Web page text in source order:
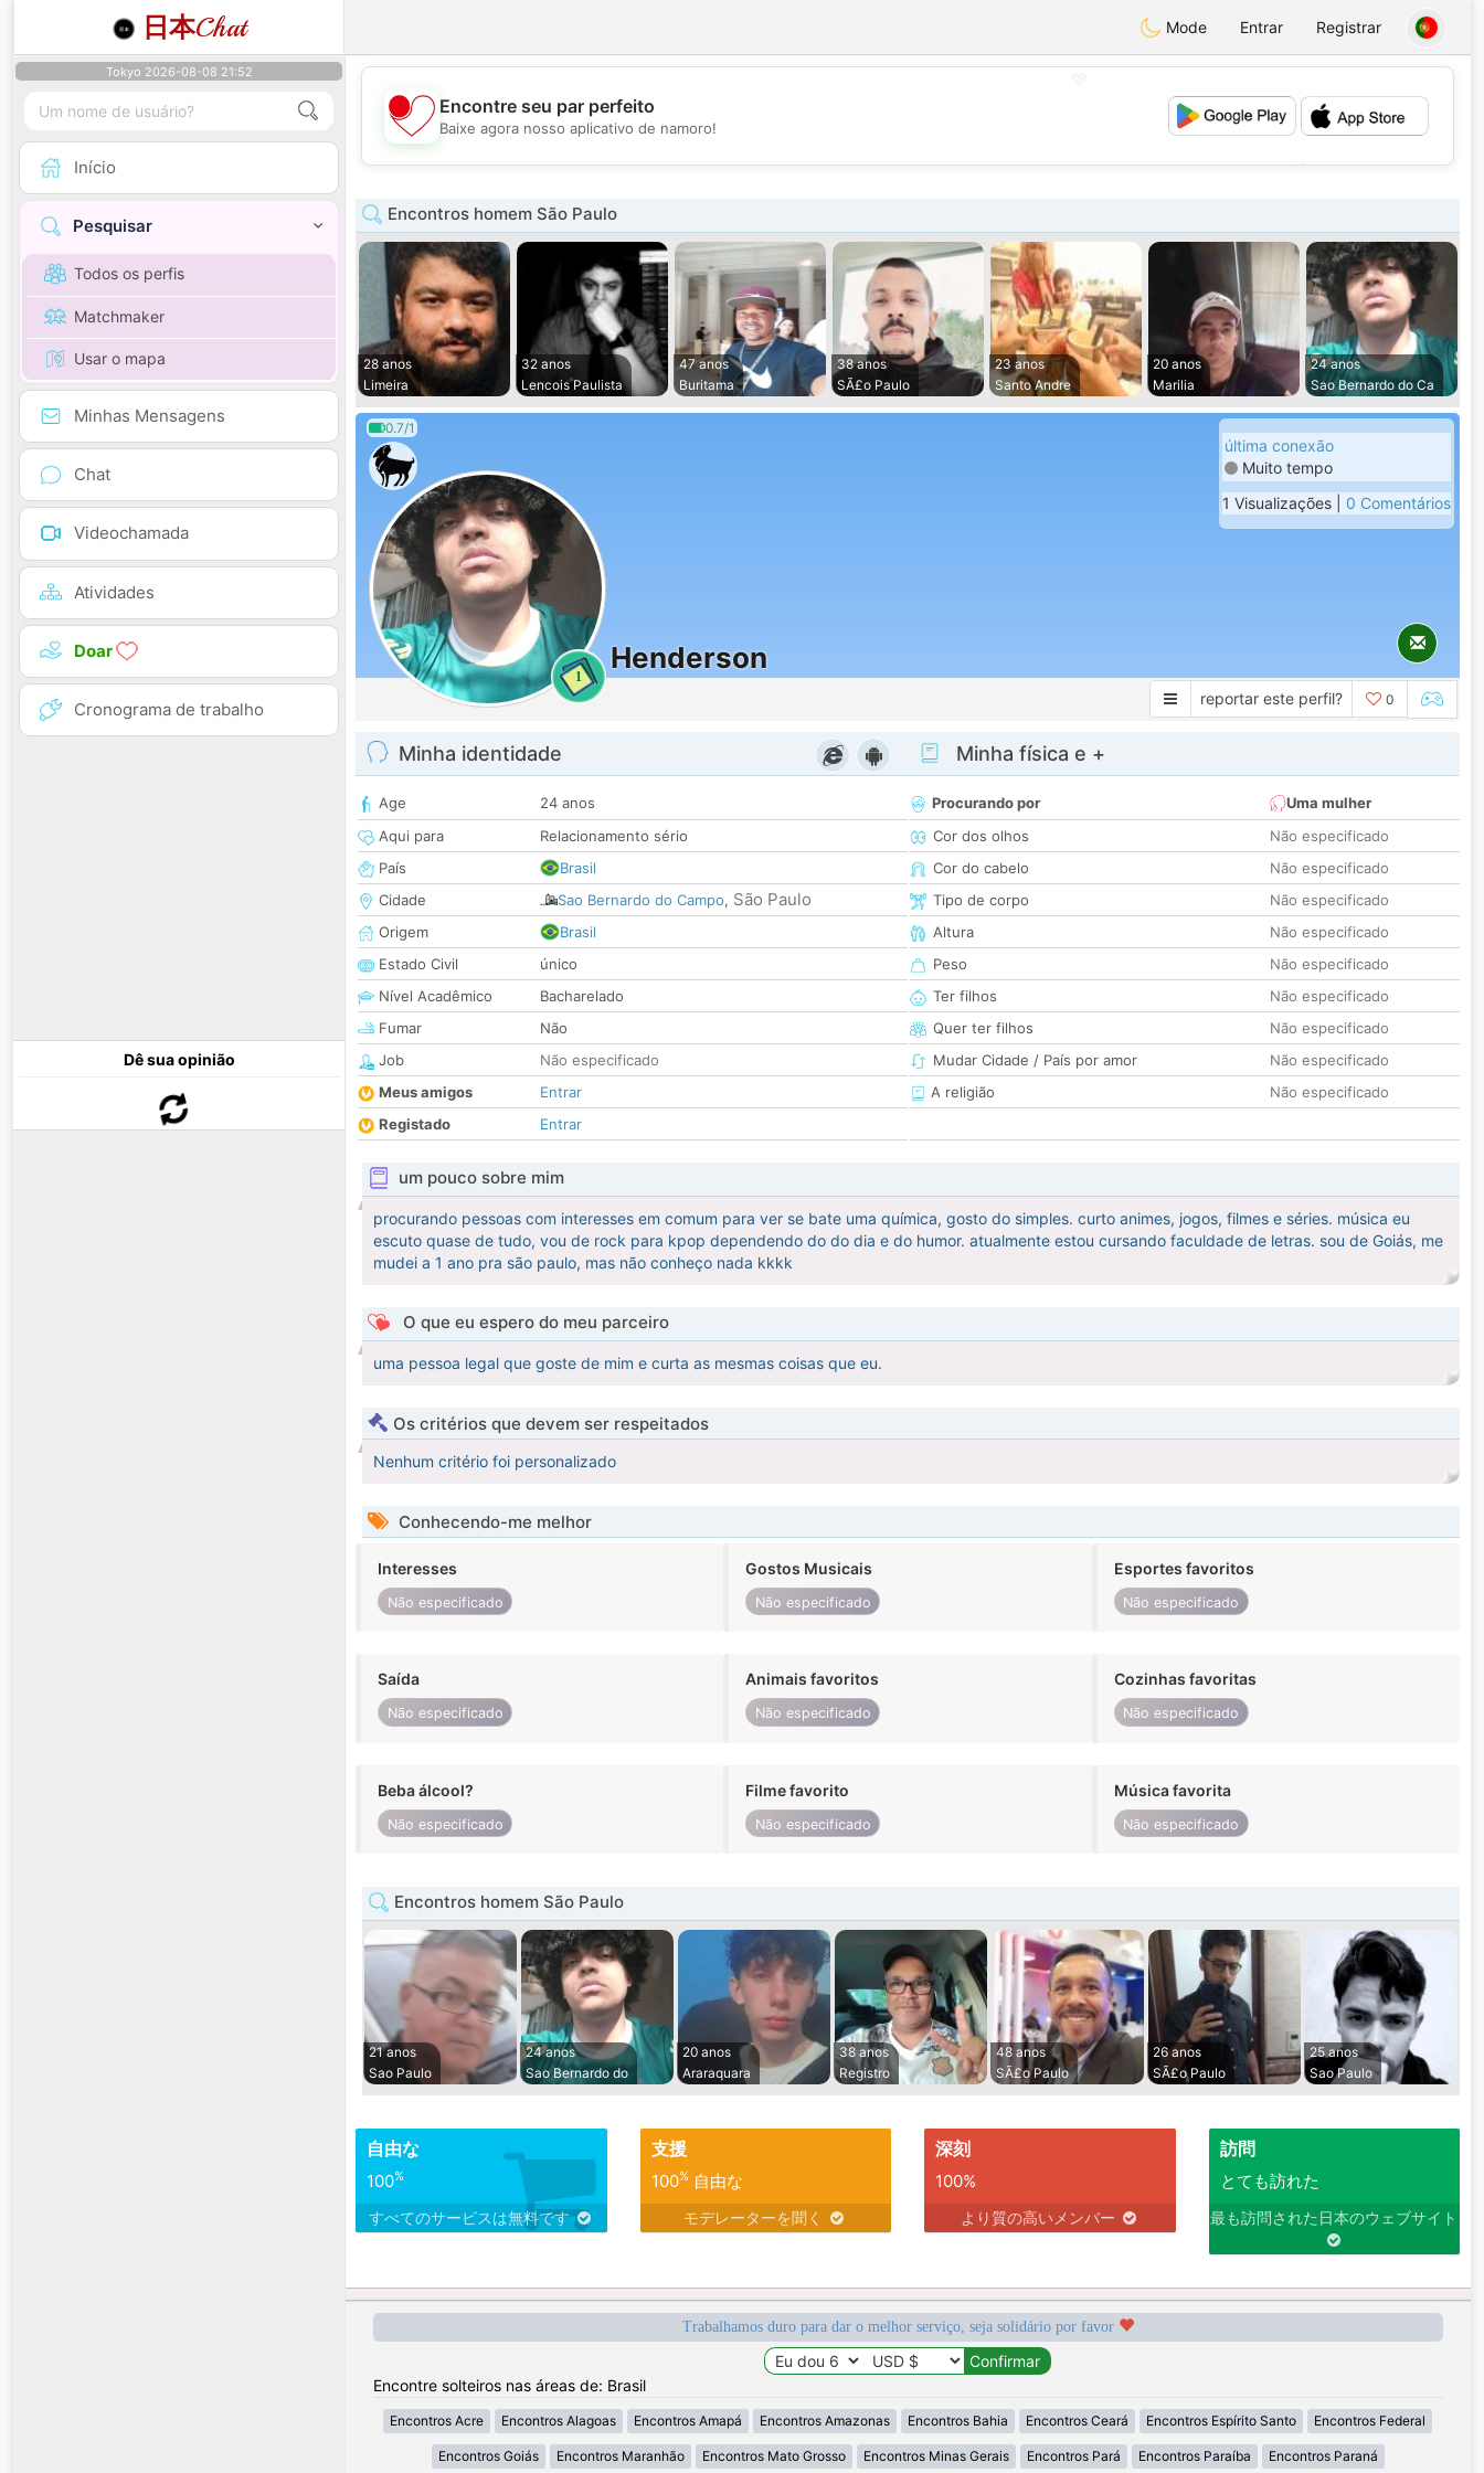
日本Chat Mode Entrar Registrar
Tokyo 2026-08-08 21:52
Início
Pesquisar
Todos os perfis
Matchmaker
Usar o mapa
Minhas Mensagens
Chat
Videochamada
Atividades
Doar
Cronograma de trabalho
Dê sua opinião
💕
Encontre seu par perfeito
Baixe agora nosso aplicativo de namoro!
Encontros homem São Paulo
28 anos
Limeira
32 anos
Lencois Paulista
47 anos
Buritama
38 anos
SÃ£o Paulo
23 anos
Santo Andre
20 anos
Marilia
24 anos
Sao Bernardo do Ca
0.7/1
1
Henderson
última conexão
Muito tempo
1 Visualizações | 0 Comentários
reportar este perfil? 0
Minha identidade
Age
24 anos
Aqui para
Relacionamento sério
País
Brasil
Cidade
Sao Bernardo do Campo, São Paulo
Origem
Brasil
Estado Civil
único
Nível Acadêmico
Bacharelado
Fumar
Não
Job
Não especificado
Meus amigos
Entrar
Registado
Entrar
Minha física e +
Procurando por
Uma mulher
Cor dos olhos
Não especificado
Cor do cabelo
Não especificado
Tipo de corpo
Não especificado
Altura
Não especificado
Peso
Não especificado
Ter filhos
Não especificado
Quer ter filhos
Não especificado
Mudar Cidade / País por amor
Não especificado
A religião
Não especificado
um pouco sobre mim
procurando pessoas com interesses em comum para ver se bate uma química, gosto do simples. curto animes, jogos, filmes e séries. música eu
escuto quase de tudo, vou de rock para kpop dependendo do do dia e do humor. atualmente estou cursando faculdade de letras. sou de Goiás, me
mudei a 1 ano pra são paulo, mas não conheço nada kkkk
O que eu espero do meu parceiro
uma pessoa legal que goste de mim e curta as mesmas coisas que eu.
Os critérios que devem ser respeitados
Nenhum critério foi personalizado
Conhecendo-me melhor
Interesses
Não especificado
Gostos Musicais
Não especificado
Esportes favoritos
Não especificado
Saída
Não especificado
Animais favoritos
Não especificado
Cozinhas favoritas
Não especificado
Beba álcool?
Não especificado
Filme favorito
Não especificado
Música favorita
Não especificado
Encontros homem São Paulo
21 anos
Sao Paulo
24 anos
Sao Bernardo do
20 anos
Araraquara
38 anos
Registro
48 anos
SÃ£o Paulo
26 anos
SÃ£o Paulo
25 anos
Sao Paulo
自由な
100%
すべてのサービスは無料です
支援
100%自由な
モデレーターを聞く
深刻
100%
より質の高いメンバー
訪問
とても訪れた
最も訪問された日本のウェブサイト
Trabalhamos duro para dar o melhor serviço, seja solidário por favor
Encontre solteiros nas áreas de: Brasil
Encontros Acre Encontros Alagoas Encontros Amapá Encontros Amazonas Encontros Bahia Encontros Ceará Encontros Espírito Santo Encontros Federal
Encontros Goiás Encontros Maranhão Encontros Mato Grosso Encontros Minas Gerais Encontros Pará Encontros Paraíba Encontros Paraná